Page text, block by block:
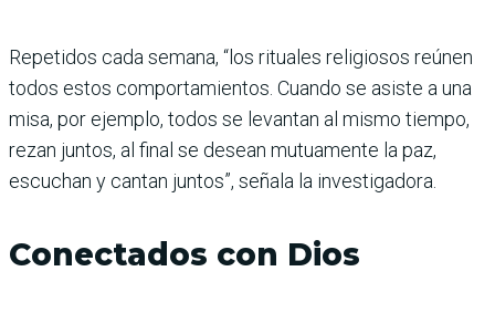
Repetidos cada semana, “los rituales religiosos reúnen
todos estos comportamientos. Cuando se asiste a una
misa, por ejemplo, todos se levantan al mismo tiempo,
rezan juntos, al final se desean mutuamente la paz,
escuchan y cantan juntos”, señala la investigadora.
Conectados con Dios